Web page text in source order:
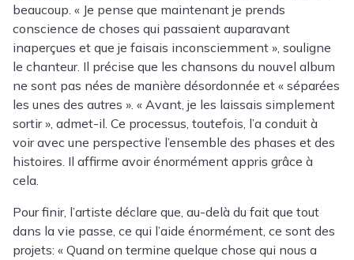
beaucoup. « Je pense que maintenant je prends
conscience de choses qui passaient auparavant
inaperçues et que je faisais inconsciemment », souligne
le chanteur. Il précise que les chansons du nouvel album
ne sont pas nées de manière désordonnée et « séparées
les unes des autres ». « Avant, je les laissais simplement
sortir », admet-il. Ce processus, toutefois, l’a conduit à
voir avec une perspective l’ensemble des phases et des
histoires. Il affirme avoir énormément appris grâce à
cela.
Pour finir, l’artiste déclare que, au-delà du fait que tout
dans la vie passe, ce qui l’aide énormément, ce sont des
projets: « Quand on termine quelque chose qui nous a